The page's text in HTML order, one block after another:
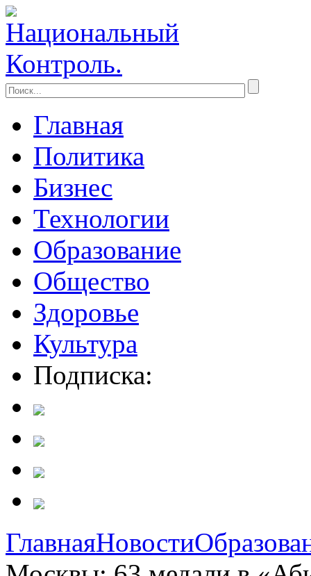
Главная
Политика
Бизнес
Технологии
Образование
Общество
Здоровье
Культура
Подписка:
ГлавнаяНовости